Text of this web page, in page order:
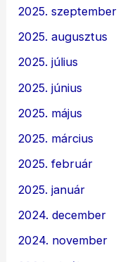
2025. szeptember
2025. augusztus
2025. július
2025. június
2025. május
2025. március
2025. február
2025. január
2024. december
2024. november